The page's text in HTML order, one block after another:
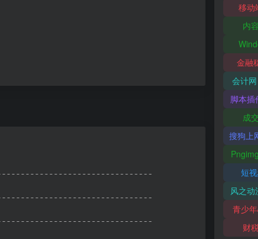
移动
内
金融
会计网
脚本插
成
搜狗上
Pngimg
短
风之动
青少
财